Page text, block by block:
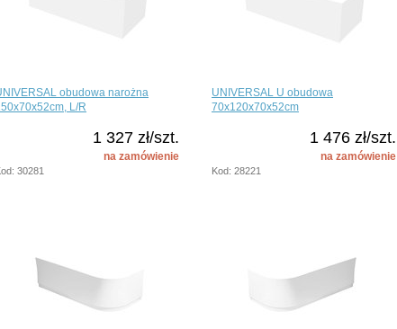
obudowa narożna
L/R
1 327 zł/szt.
na zamówienie
30281
UNIVERSAL U obudowa
70x120x70x52cm
1 476 zł/szt.
na zamówienie
Kod: 28221